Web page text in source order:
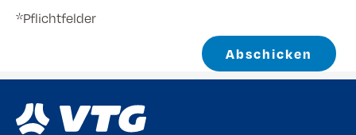
*Pflichtfelder
Abschicken